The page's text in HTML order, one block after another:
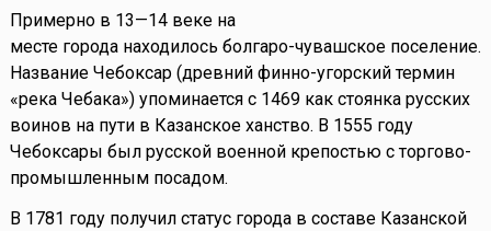
Примерно в 13—14 веке на
месте города находилось болгаро-чувашское поселение.
Название Чебоксар (древний финно-угорский термин
«река Чебака») упоминается с 1469 как стоянка русских
воинов на пути в Казанское ханство. В 1555 году
Чебоксары был русской военной крепостью с торгово-
промышленным посадом.
В 1781 году получил статус города в составе Казанской